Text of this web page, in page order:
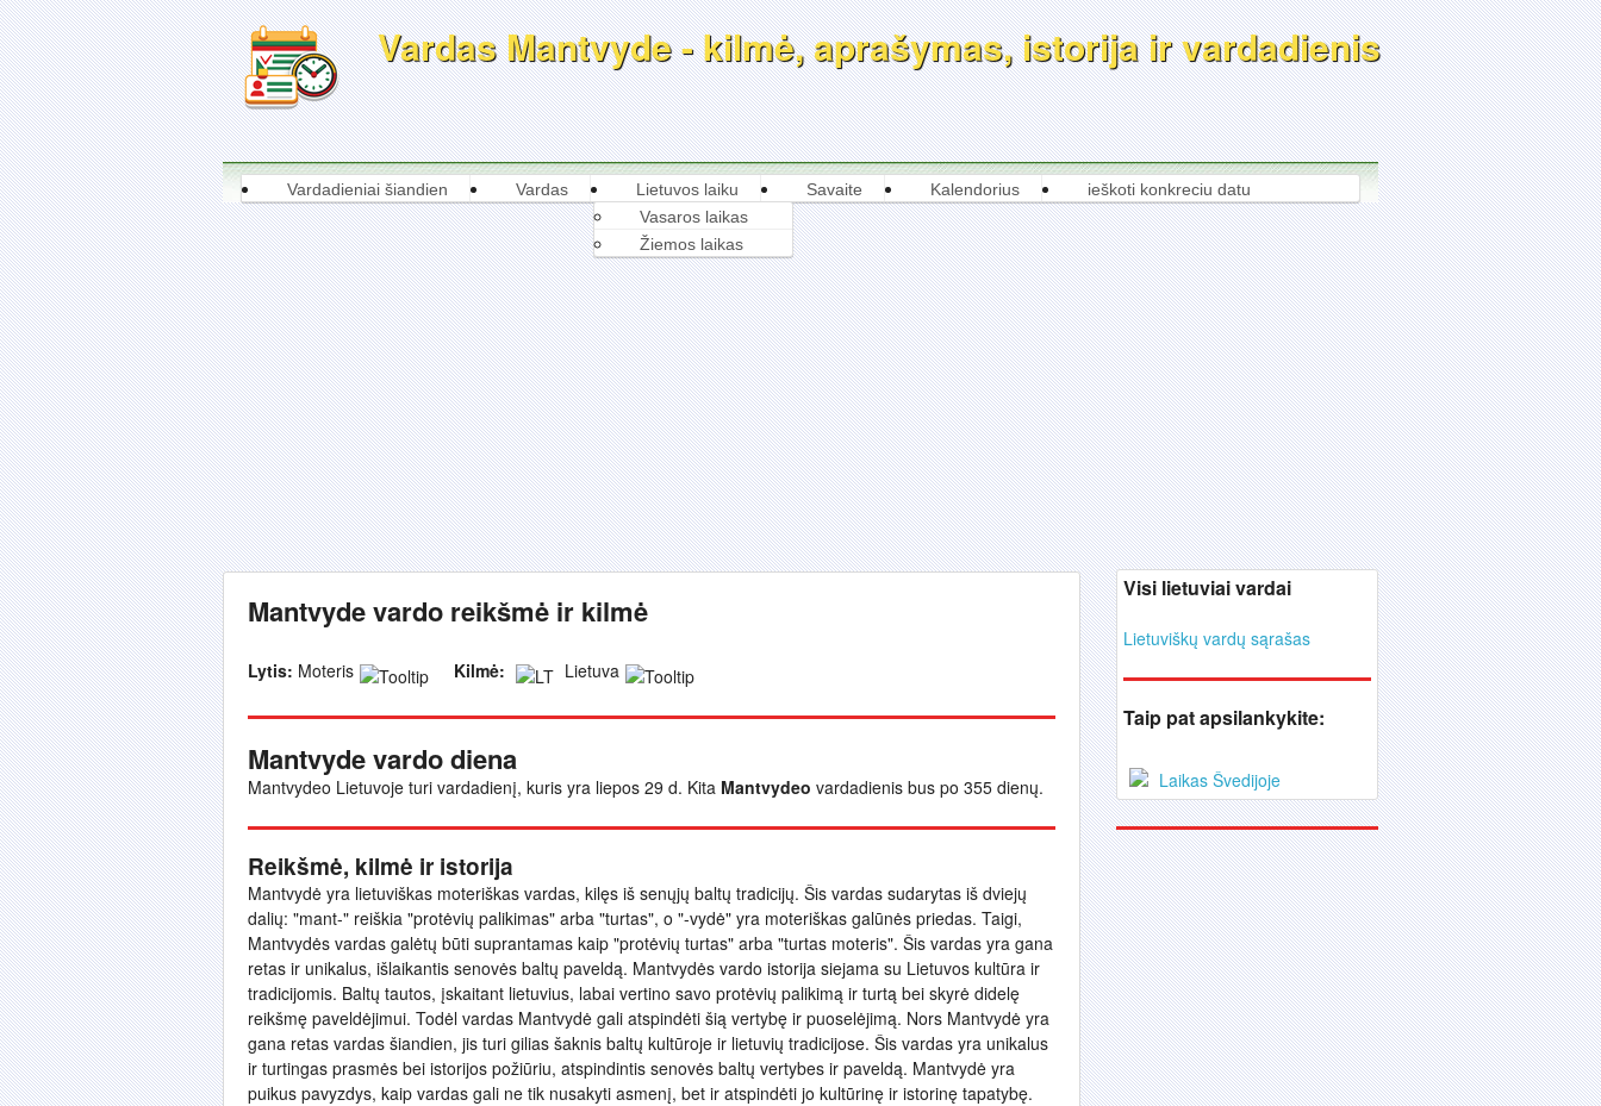
Vardas Mantvyde - kilmė, aprašymas, istorija ir vardadienis
Vardadieniai šiandien Vardas
Lietuvos laiku
Vasaros laikas
Žiemos laikas
Savaite Kalendorius ieškoti konkreciu datu
Mantvyde vardo reikšmė ir kilmė
Lytis: Moteris Kilmė: Lietuva
Mantvyde vardo diena
Mantvydeo Lietuvoje turi vardadienį, kuris yra liepos 29 d. Kita Mantvydeo vardadienis bus po 355 dienų.
Reikšmė, kilmė ir istorija
Mantvydė yra lietuviškas moteriškas vardas, kilęs iš senųjų baltų tradicijų. Šis vardas sudarytas iš dviejų
dalių: "mant-" reiškia "protėvių palikimas" arba "turtas", o "-vydė" yra moteriškas galūnės priedas. Taigi,
Mantvydės vardas galėtų būti suprantamas kaip "protėvių turtas" arba "turtas moteris". Šis vardas yra gana
retas ir unikalus, išlaikantis senovės baltų paveldą. Mantvydės vardo istorija siejama su Lietuvos kultūra ir
tradicijomis. Baltų tautos, įskaitant lietuvius, labai vertino savo protėvių palikimą ir turtą bei skyrė didelę
reikšmę paveldėjimui. Todėl vardas Mantvydė gali atspindėti šią vertybę ir puoselėjimą. Nors Mantvydė yra
gana retas vardas šiandien, jis turi gilias šaknis baltų kultūroje ir lietuvių tradicijose. Šis vardas yra unikalus
ir turtingas prasmės bei istorijos požiūriu, atspindintis senovės baltų vertybes ir paveldą. Mantvydė yra
puikus pavyzdys, kaip vardas gali ne tik nusakyti asmenį, bet ir atspindėti jo kultūrinę ir istorinę tapatybę.
Visi lietuviai vardai
Lietuviškų vardų sąrašas
Taip pat apsilankykite:
Laikas Švedijoje